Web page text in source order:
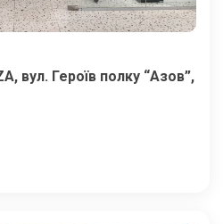
вул. Героїв полку “Азов”,